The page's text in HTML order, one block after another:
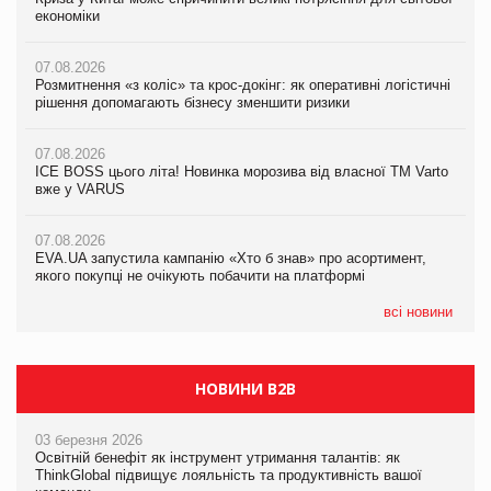
економіки
07.08.2026
Розмитнення «з коліс» та крос-докінг: як оперативні логістичні
рішення допомагають бізнесу зменшити ризики
07.08.2026
ICE BOSS цього літа! Новинка морозива від власної ТМ Varto
вже у VARUS
07.08.2026
EVA.UA запустила кампанію «Хто б знав» про асортимент,
якого покупці не очікують побачити на платформі
всі новини
економіки
07.08.2026
Kraft Heinz скоротила збиток у першому півріччі
Продажі Hugo Boss впали на 9%
економіки
07.08.2026
Kraft Heinz скоротила збиток у першому півріччі
Продажі Hugo Boss впали на 9%
НОВИНИ B2B
03 березня 2026
Освітній бенефіт як інструмент утримання талантів: як
ThinkGlobal підвищує лояльність та продуктивність вашої